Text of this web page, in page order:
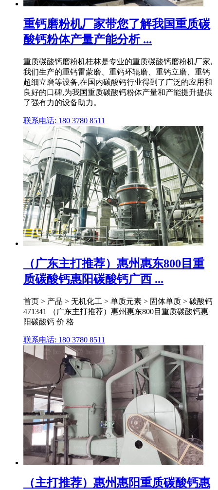
重钙磨粉机厂家带您了解我国重质碳
酸钙粉体产量产能分析 ...
重质碳酸钙磨粉机桂林是专业的重质碳酸钙磨粉机厂家,
我们生产的重钙雷蒙磨、重钙环辊磨、重钙立磨、重钙
超细立磨等设备,在国内碳酸钙行业得到了广泛的应用和
良好的口碑,为我国重质碳酸钙粉体产量和产能提升提供
了强有力的设备助力。
联系电话: 180 3780 8511
（广东主打推荐）惠州惠东800目重
质碳酸钙惠阳碳酸钙广西 ...
首页 > 产品 > 无机化工 > 单质元素 > 固体单质 > 碳酸钙
471341 （广东主打推荐）惠州惠东800目重质碳酸钙惠
阳碳酸钙 价 格
联系电话: 180 3780 8511
（主打推荐）惠州惠阳重质碳酸钙惠